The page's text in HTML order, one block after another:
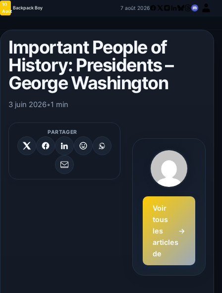
10
Août
Backpack Boy 7 août 2026
Important People of
History: Presidents –
George Washington
3 juin 2026•1 min
PARTAGER
Voir
tous
les
articles
de
→